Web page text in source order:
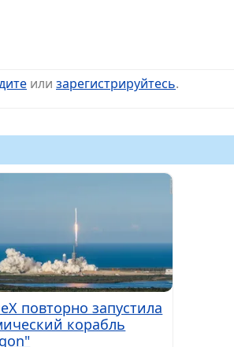
или зарегистрируйтесь.
повторно запустила
корабль